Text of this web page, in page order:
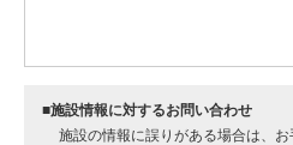
■施設情報に対するお問い合わせ
施設の情報に誤りがある場合は、